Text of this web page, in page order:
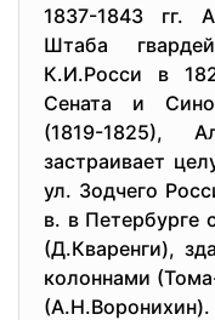
1837-1843 гг.
Штаба
К.И.Росси в
Сената и
(1819-1825),
застраивает
ул. Зодчего
в. в Петербурге
(Д.Кваренги),
колоннами